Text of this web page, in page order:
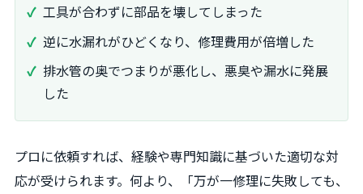
工具が合わずに部品を壊してしまった
逆に水漏れがひどくなり、修理費用が倍増した
排水管の奥でつまりが悪化し、悪臭や漏水に発展
した
プロに依頼すれば、経験や専門知識に基づいた適切な対
応が受けられます。何より、「万が一修理に失敗しても、